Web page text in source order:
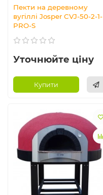
Пекти на деревному
вугіллі Josper CVJ-50-2-1-
PRO-S
Уточнюйте ціну
Купити